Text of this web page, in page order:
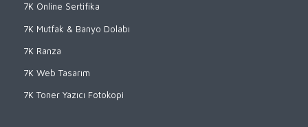
7K Online Sertifika
7K Mutfak & Banyo Dolabı
7K Ranza
7K Web Tasarım
7K Toner Yazıcı Fotokopi